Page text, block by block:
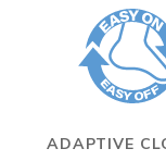
ADAPTIVE